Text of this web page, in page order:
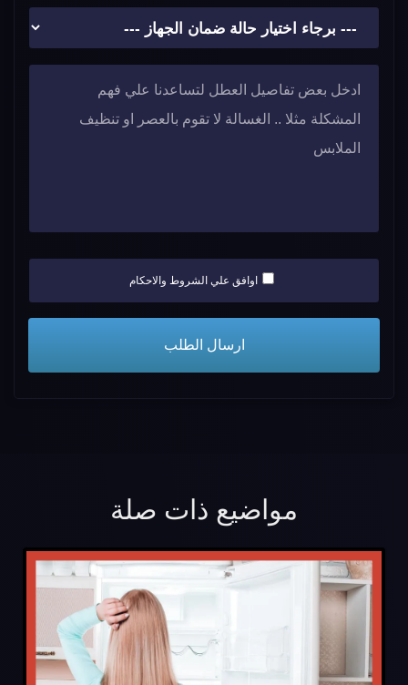
اوافق علي الشروط والاحكام
مواضيع ذات صلة